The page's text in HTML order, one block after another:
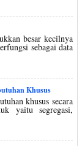
besar kecilnya
sebagai data
Khusus
khusus secara
yaitu segregasi,